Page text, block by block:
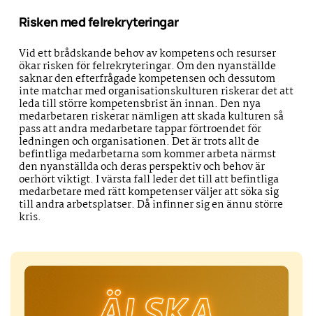
Risken med felrekryteringar
Vid ett brådskande behov av kompetens och resurser
ökar risken för felrekryteringar. Om den nyanställde
saknar den efterfrågade kompetensen och dessutom
inte matchar med organisationskulturen riskerar det att
leda till större kompetensbrist än innan. Den nya
medarbetaren riskerar nämligen att skada kulturen så
pass att andra medarbetare tappar förtroendet för
ledningen och organisationen. Det är trots allt de
befintliga medarbetarna som kommer arbeta närmst
den nyanställda och deras perspektiv och behov är
oerhört viktigt. I värsta fall leder det till att befintliga
medarbetare med rätt kompetenser väljer att söka sig
till andra arbetsplatser. Då infinner sig en ännu större
kris.